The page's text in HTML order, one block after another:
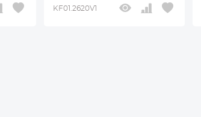
DSLR-Kameraer i Nano-K
KF01.2620V1